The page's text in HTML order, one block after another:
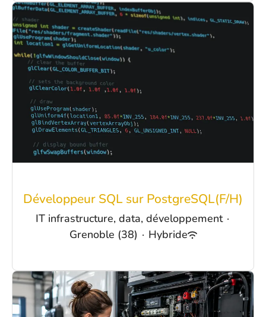
Développeur SQL sur PostgreSQL(F/H)
IT infrastructure, data, développement ·
Grenoble (38) · Hybride